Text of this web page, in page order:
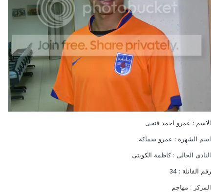
الاسم : عمرو احمد فتحى
اسم الشهرة : عمرو سماكة
النادى الحالى : كاظمة الكويتى
رقم الفانلة : 34
المركز : مهاجم